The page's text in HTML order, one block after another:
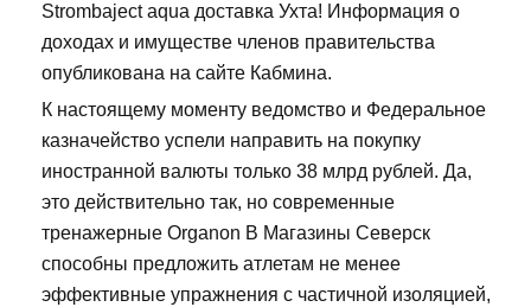
Strombaject aqua доставка Ухта! Информация о
доходах и имуществе членов правительства
опубликована на сайте Кабмина.
К настоящему моменту ведомство и Федеральное
казначейство успели направить на покупку
иностранной валюты только 38 млрд рублей. Да,
это действительно так, но современные
тренажерные Organon В Магазины Северск
способны предложить атлетам не менее
эффективные упражнения с частичной изоляцией,